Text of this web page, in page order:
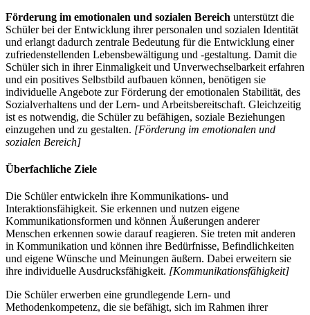
Förderung im emotionalen und sozialen Bereich unterstützt die
Schüler bei der Entwicklung ihrer personalen und sozialen Identität
und erlangt dadurch zentrale Bedeutung für die Entwicklung einer
zufriedenstellenden Lebensbewältigung und -gestaltung. Damit die
Schüler sich in ihrer Einmaligkeit und Unverwechselbarkeit erfahren
und ein positives Selbstbild aufbauen können, benötigen sie
individuelle Angebote zur Förderung der emotionalen Stabilität, des
Sozialverhaltens und der Lern- und Arbeitsbereitschaft. Gleichzeitig
ist es notwendig, die Schüler zu befähigen, soziale Beziehungen
einzugehen und zu gestalten. [Förderung im emotionalen und
sozialen Bereich]
Überfachliche Ziele
Die Schüler entwickeln ihre Kommunikations- und
Interaktionsfähigkeit. Sie erkennen und nutzen eigene
Kommunikationsformen und können Äußerungen anderer
Menschen erkennen sowie darauf reagieren. Sie treten mit anderen
in Kommunikation und können ihre Bedürfnisse, Befindlichkeiten
und eigene Wünsche und Meinungen äußern. Dabei erweitern sie
ihre individuelle Ausdrucksfähigkeit. [Kommunikationsfähigkeit]
Die Schüler erwerben eine grundlegende Lern- und
Methodenkompetenz, die sie befähigt, sich im Rahmen ihrer